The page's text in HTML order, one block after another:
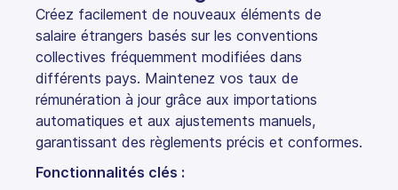
Créez facilement de nouveaux éléments de
salaire étrangers basés sur les conventions
collectives fréquemment modifiées dans
différents pays. Maintenez vos taux de
rémunération à jour grâce aux importations
automatiques et aux ajustements manuels,
garantissant des règlements précis et conformes.
Fonctionnalités clés :